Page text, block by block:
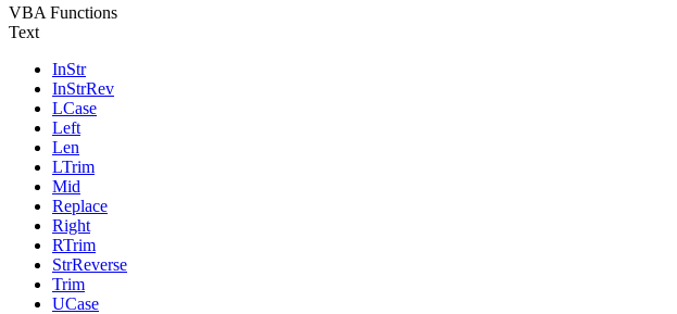
VBA Functions
Text
InStr
InStrRev
LCase
Left
Len
LTrim
Mid
Replace
Right
RTrim
StrReverse
Trim
UCase